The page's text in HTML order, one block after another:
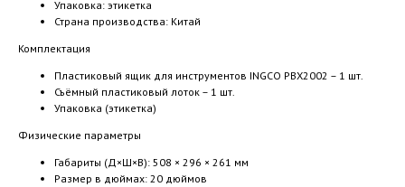
Упаковка: этикетка
Страна производства: Китай
Комплектация
Пластиковый ящик для инструментов INGCO PBX2002 – 1 шт.
Съёмный пластиковый лоток – 1 шт.
Упаковка (этикетка)
Физические параметры
Габариты (Д×Ш×В): 508 × 296 × 261 мм
Размер в дюймах: 20 дюймов